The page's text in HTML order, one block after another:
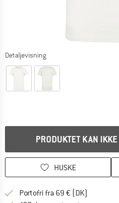
Detaljevisning
PRODUKTET KAN
HUSKE
Portofri fra 69 € (DK)